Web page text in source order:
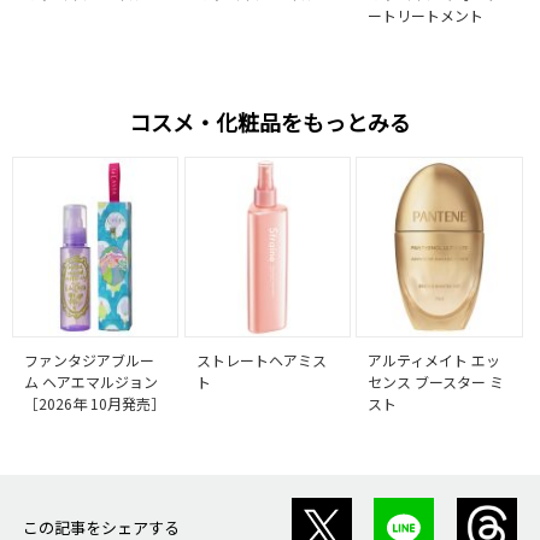
ートリートメント
コスメ・化粧品をもっとみる
ファンタジアブルー
ム ヘアエマルジョン
［2026年 10月発売］
ストレートヘアミス
ト
アルティメイト エッ
センス ブースター ミ
スト
この記事をシェアする